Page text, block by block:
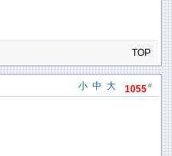
TOP
1055#
大
中
小